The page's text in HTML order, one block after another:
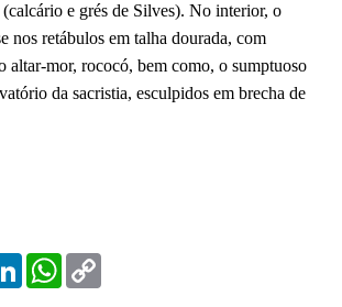
e grés de Silves). No interior, o
nos retábulos em talha dourada, com
altar-mor, rococó, bem como, o sumptuoso
da sacristia, esculpidos em brecha de
LinkedInWhatsApp